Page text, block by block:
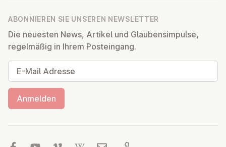
ABONNIEREN SIE UNSEREN NEWSLETTER
Die neuesten News, Artikel und Glaubensimpulse,
regelmäßig in Ihrem Posteingang.
E-Mail Adresse
Anmelden